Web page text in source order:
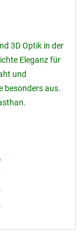
3D Optik in der
Eleganz für
und
besonders aus.